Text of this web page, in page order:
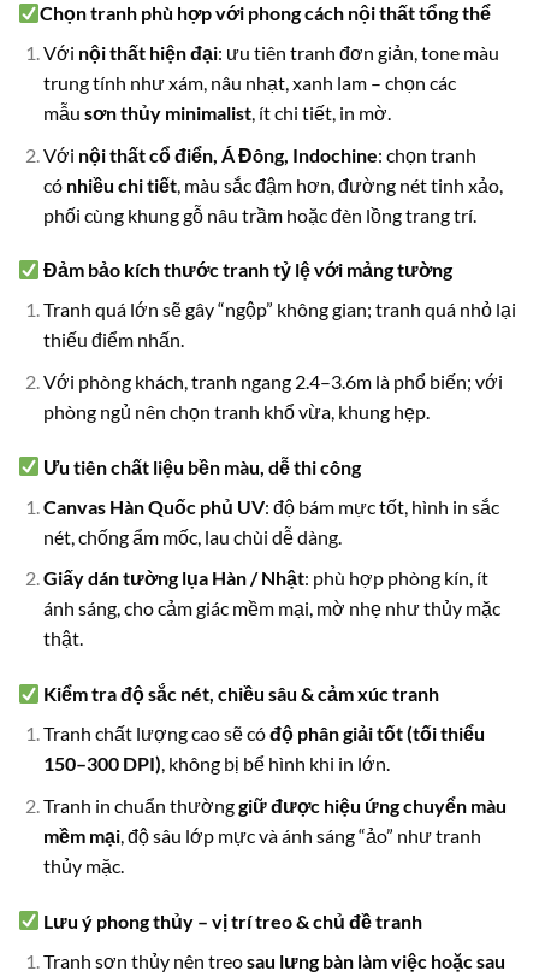
Chọn tranh phù hợp với phong cách nội thất tổng thể
Với nội thất hiện đại: ưu tiên tranh đơn giản, tone màu
trung tính như xám, nâu nhạt, xanh lam – chọn các
mẫu sơn thủy minimalist, ít chi tiết, in mờ.
Với nội thất cổ điển, Á Đông, Indochine: chọn tranh
có nhiều chi tiết, màu sắc đậm hơn, đường nét tinh xảo,
phối cùng khung gỗ nâu trầm hoặc đèn lồng trang trí.
Đảm bảo kích thước tranh tỷ lệ với mảng tường
Tranh quá lớn sẽ gây “ngộp” không gian; tranh quá nhỏ lại
thiếu điểm nhấn.
Với phòng khách, tranh ngang 2.4–3.6m là phổ biến; với
phòng ngủ nên chọn tranh khổ vừa, khung hẹp.
Ưu tiên chất liệu bền màu, dễ thi công
Canvas Hàn Quốc phủ UV: độ bám mực tốt, hình in sắc
nét, chống ẩm mốc, lau chùi dễ dàng.
Giấy dán tường lụa Hàn / Nhật: phù hợp phòng kín, ít
ánh sáng, cho cảm giác mềm mại, mờ nhẹ như thủy mặc
thật.
Kiểm tra độ sắc nét, chiều sâu & cảm xúc tranh
Tranh chất lượng cao sẽ cóđộ phân giải tốt (tối thiểu
150–300 DPI), không bị bể hình khi in lớn.
Tranh in chuẩn thườnggiữ được hiệu ứng chuyển màu
mềm mại, độ sâu lớp mực và ánh sáng “ảo” như tranh
thủy mặc.
Lưu ý phong thủy – vị trí treo & chủ đề tranh
Tranh sơn thủy nên treosau lưng bàn làm việc hoặc sau